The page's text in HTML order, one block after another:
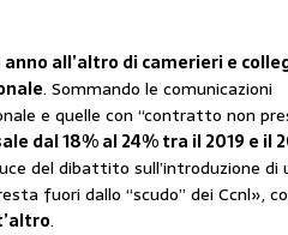
all’altro di camerieri e
. Sommando le comunicazioni
e quelle con “contratto non
dal 18% al 24% tra il 2019 e il
del dibattito sull’introduzione di
fuori dallo “scudo” dei Ccnl»,
.